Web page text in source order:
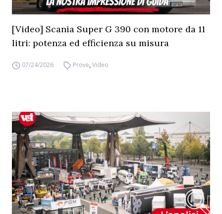
[Video] Scania Super G 390 con motore da 11
litri: potenza ed efficienza su misura
07/24/2026 Prove,Video